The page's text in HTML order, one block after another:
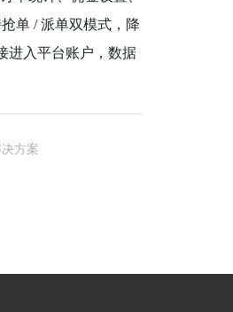
单 / 派单双模式，降
进入平台账户，数据
方案